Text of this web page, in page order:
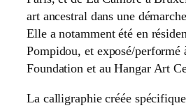
art ancestral dans une
Elle a notamment été en
Pompidou, et exposé/performé
Foundation et au Hangar Art
La calligraphie créée